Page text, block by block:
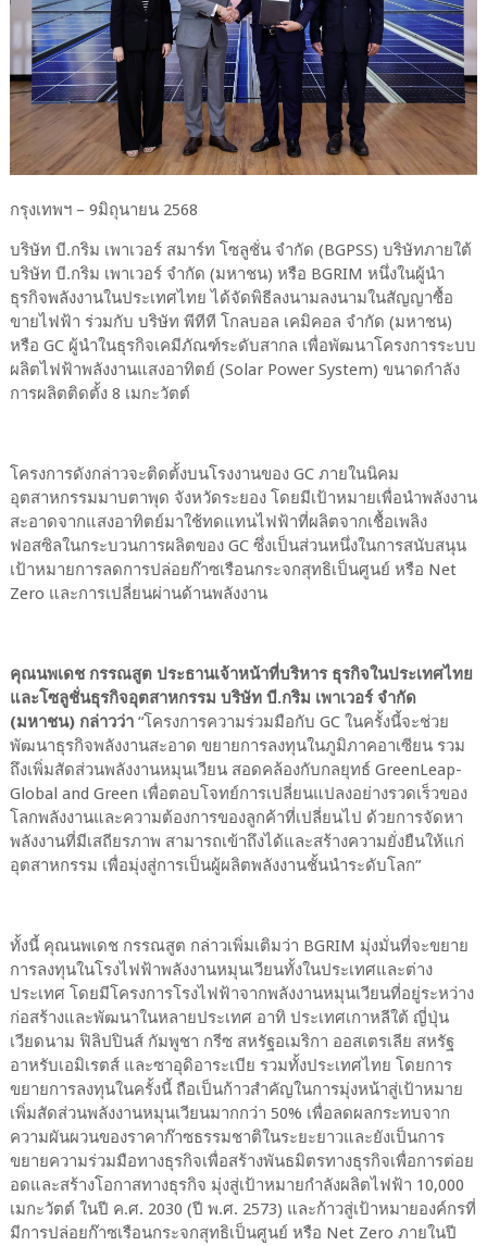
กรุงเทพฯ – 9มิถุนายน 2568
บริษัท บี.กริม เพาเวอร์ สมาร์ท โซลูชั่น จำกัด (BGPSS) บริษัทภายใต้
บริษัท บี.กริม เพาเวอร์ จำกัด (มหาชน) หรือ BGRIM หนึ่งในผู้นำ
ธุรกิจพลังงานในประเทศไทย ได้จัดพิธีลงนามลงนามในสัญญาซื้อ
ขายไฟฟ้า ร่วมกับ บริษัท พีทีที โกลบอล เคมิคอล จำกัด (มหาชน)
หรือ GC ผู้นำในธุรกิจเคมีภัณฑ์ระดับสากล เพื่อพัฒนาโครงการระบบ
ผลิตไฟฟ้าพลังงานแสงอาทิตย์ (Solar Power System) ขนาดกำลัง
การผลิตติดตั้ง 8 เมกะวัตต์
โครงการดังกล่าวจะติดตั้งบนโรงงานของ GC ภายในนิคม
อุตสาหกรรมมาบตาพุด จังหวัดระยอง โดยมีเป้าหมายเพื่อนำพลังงาน
สะอาดจากแสงอาทิตย์มาใช้ทดแทนไฟฟ้าที่ผลิตจากเชื้อเพลิง
ฟอสซิลในกระบวนการผลิตของ GC ซึ่งเป็นส่วนหนึ่งในการสนับสนุน
เป้าหมายการลดการปล่อยก๊าซเรือนกระจกสุทธิเป็นศูนย์ หรือ Net
Zero และการเปลี่ยนผ่านด้านพลังงาน
คุณนพเดช กรรณสูต ประธานเจ้าหน้าที่บริหาร ธุรกิจในประเทศไทย
และโซลูชั่นธุรกิจอุตสาหกรรม บริษัท บี.กริม เพาเวอร์ จำกัด
(มหาชน) กล่าวว่า“โครงการความร่วมมือกับ GC ในครั้งนี้จะช่วย
พัฒนาธุรกิจพลังงานสะอาด ขยายการลงทุนในภูมิภาคอาเซียน รวม
ถึงเพิ่มสัดส่วนพลังงานหมุนเวียน สอดคล้องกับกลยุทธ์ GreenLeap-
Global and Green เพื่อตอบโจทย์การเปลี่ยนแปลงอย่างรวดเร็วของ
โลกพลังงานและความต้องการของลูกค้าที่เปลี่ยนไป ด้วยการจัดหา
พลังงานที่มีเสถียรภาพ สามารถเข้าถึงได้และสร้างความยั่งยืนให้แก่
อุตสาหกรรม เพื่อมุ่งสู่การเป็นผู้ผลิตพลังงานชั้นนำระดับโลก”
ทั้งนี้ คุณนพเดช กรรณสูต กล่าวเพิ่มเติมว่า BGRIM มุ่งมั่นที่จะขยาย
การลงทุนในโรงไฟฟ้าพลังงานหมุนเวียนทั้งในประเทศและต่าง
ประเทศ โดยมีโครงการโรงไฟฟ้าจากพลังงานหมุนเวียนที่อยู่ระหว่าง
ก่อสร้างและพัฒนาในหลายประเทศ อาทิ ประเทศเกาหลีใต้ ญี่ปุ่น
เวียดนาม ฟิลิปปินส์ กัมพูชา กรีซ สหรัฐอเมริกา ออสเตรเลีย สหรัฐ
อาหรับเอมิเรตส์ และซาอุดิอาระเบีย รวมทั้งประเทศไทย โดยการ
ขยายการลงทุนในครั้งนี้ ถือเป็นก้าวสำคัญในการมุ่งหน้าสู่เป้าหมาย
เพิ่มสัดส่วนพลังงานหมุนเวียนมากกว่า 50% เพื่อลดผลกระทบจาก
ความผันผวนของราคาก๊าซธรรมชาติในระยะยาวและยังเป็นการ
ขยายความร่วมมือทางธุรกิจเพื่อสร้างพันธมิตรทางธุรกิจเพื่อการต่อย
อดและสร้างโอกาสทางธุรกิจ มุ่งสู่เป้าหมายกำลังผลิตไฟฟ้า 10,000
เมกะวัตต์ ในปี ค.ศ. 2030 (ปี พ.ศ. 2573) และก้าวสู่เป้าหมายองค์กรที่
มีการปล่อยก๊าซเรือนกระจกสุทธิเป็นศูนย์ หรือ Net Zero ภายในปี